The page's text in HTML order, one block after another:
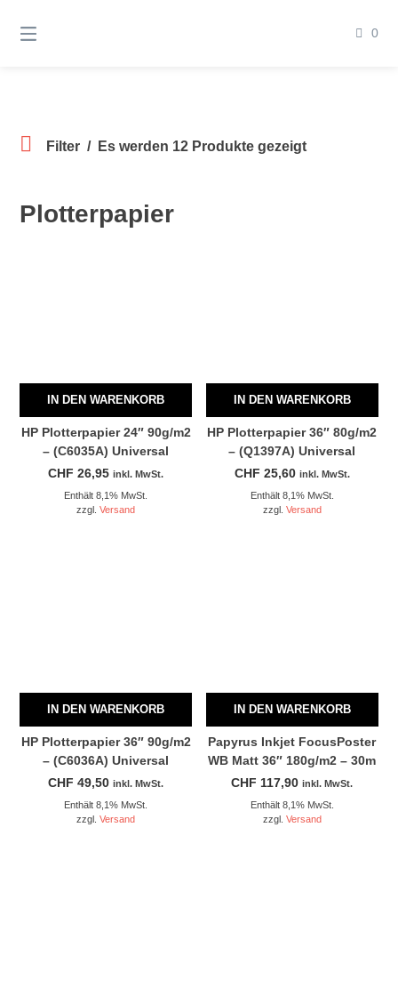
zum
0
Plotterpapier
Filter Es werden 12 Produkte gezeigt
IN DEN WARENKORB
HP Plotterpapier 24″ 90g/m2
– (C6035A) Universal
CHF 26,95 inkl. MwSt.
Enthält 8,1% MwSt.
zzgl.Versand
IN DEN WARENKORB
HP Plotterpapier 36″ 80g/m2
– (Q1397A) Universal
CHF 25,60 inkl. MwSt.
Enthält 8,1% MwSt.
zzgl. Versand
IN DEN WARENKORB
HP Plotterpapier 36″ 90g/m2
– (C6036A) Universal
CHF 49,50 inkl. MwSt.
Enthält 8,1% MwSt.
zzgl.Versand
IN DEN WARENKORB
Papyrus Inkjet FocusPoster
WB Matt 36″ 180g/m2 – 30m
CHF 117,90 inkl. MwSt.
Enthält 8,1% MwSt.
zzgl. Versand